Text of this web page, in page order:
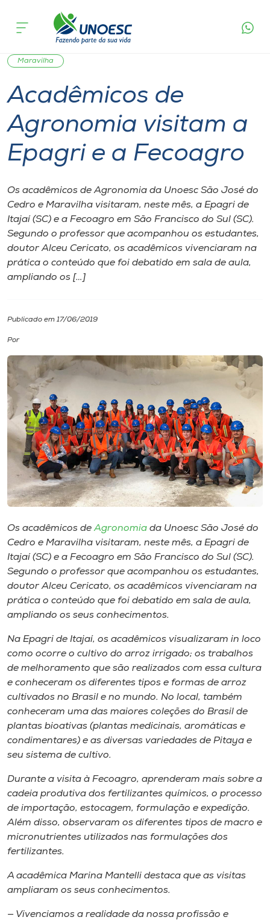
Cursos
Onde estamos
Pesquisa
Atendimento ao Estudante
Portal de Ensino
A
Unoesc
Internacionalização
Cultura
CPA
Biblioteca
Editora
Museu
Unoesc
Store
Selecione
o idioma
acontece
Maravilha
Acadêmicos de
Agronomia visitam a
Epagri e a Fecoagro
Os acadêmicos de Agronomia da Unoesc São José do
Cedro e Maravilha visitaram, neste mês, a Epagri de
Itajaí (SC) e a Fecoagro em São Francisco do Sul (SC).
Segundo o professor que acompanhou os estudantes,
doutor Alceu Cericato, os acadêmicos vivenciaram na
prática o conteúdo que foi debatido em sala de aula,
ampliando os […]
Publicado em 17/06/2019
Por
Os acadêmicos deAgronomia da Unoesc São José do
Cedro e Maravilha visitaram, neste mês, a Epagri de
Itajaí (SC) e a Fecoagro em São Francisco do Sul (SC).
Segundo o professor que acompanhou os estudantes,
doutor Alceu Cericato, os acadêmicos vivenciaram na
prática o conteúdo que foi debatido em sala de aula,
ampliando os seus conhecimentos.
Na Epagri de Itajaí, os acadêmicos visualizaram in loco
como ocorre o cultivo do arroz irrigado; os trabalhos
de melhoramento que são realizados com essa cultura
e conheceram os diferentes tipos e formas de arroz
cultivados no Brasil e no mundo. No local, também
conheceram uma das maiores coleções do Brasil de
plantas bioativas (plantas medicinais, aromáticas e
condimentares) e as diversas variedades de Pitaya e
seu sistema de cultivo.
Durante a visita à Fecoagro, aprenderam mais sobre a
cadeia produtiva dos fertilizantes químicos, o processo
de importação, estocagem, formulação e expedição.
Além disso, observaram os diferentes tipos de macro e
micronutrientes utilizados nas formulações dos
fertilizantes.
A acadêmica Marina Mantelli destaca que as visitas
ampliaram os seus conhecimentos.
— Vivenciamos a realidade da nossa profissão e